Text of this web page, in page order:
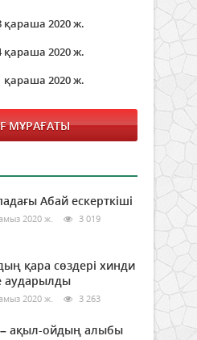
қараша 2020 ж.
қараша 2020 ж.
қараша 2020 ж.
МҰРАҒАТЫ
Абай ескерткіші
2020 ж. 3 019
қара сөздері хинди
аударылды
2020 ж. 3 263
ақыл-ойдың алыбы